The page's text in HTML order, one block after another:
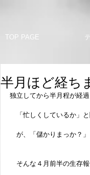
TOP PAGE
半月ほど経ち
独立してから半月程が経過
「忙しくしているか」と
が、「儲かりまっか？」
そんな４月前半の生存報